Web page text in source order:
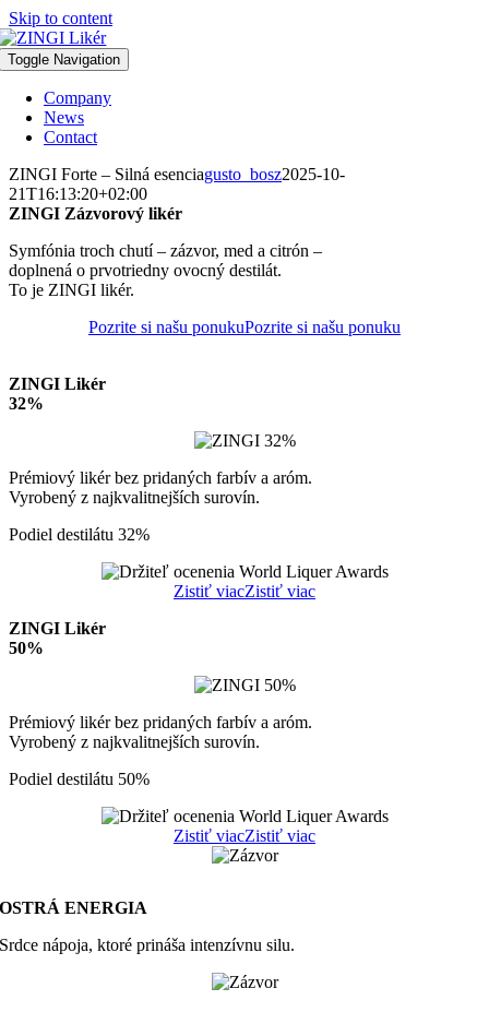
Skip to content
Toggle Navigation
Company
News
Contact
ZINGI Forte – Silná esenciagusto_bosz2025-10-
21T16:13:20+02:00
ZINGI Zázvorový likér
Symfónia troch chutí – zázvor, med a citrón –
doplnená o prvotriedny ovocný destilát.
To je ZINGI likér.
Pozrite si našu ponukuPozrite si našu ponuku
ZINGI Likér
32%
Prémiový likér bez pridaných farbív a aróm.
Vyrobený z najkvalitnejších surovín.
Podiel destilátu 32%
Zistiť viacZistiť viac
ZINGI Likér
50%
Prémiový likér bez pridaných farbív a aróm.
Vyrobený z najkvalitnejších surovín.
Podiel destilátu 50%
Zistiť viacZistiť viac
OSTRÁ ENERGIA
Srdce nápoja, ktoré prináša intenzívnu silu.